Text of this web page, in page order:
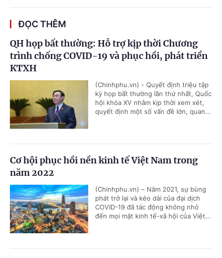
ĐỌC THÊM
QH họp bất thường: Hỗ trợ kịp thời Chương
trình chống COVID-19 và phục hồi, phát triển
KTXH
(Chinhphu.vn) - Quyết định triệu tập
kỳ họp bất thường lần thứ nhất, Quốc
hội khóa XV nhằm kịp thời xem xét,
quyết định một số vấn đề lớn, quan...
Cơ hội phục hồi nền kinh tế Việt Nam trong
năm 2022
(Chinhphu.vn) – Năm 2021, sự bùng
phát trở lại và kéo dài của đại dịch
COVID-19 đã tác động không nhỏ
đến mọi mặt kinh tế-xã hội của Việt...